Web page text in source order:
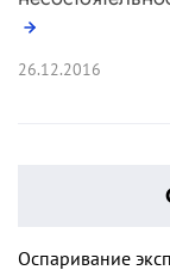
26.12.2016
Оспаривание